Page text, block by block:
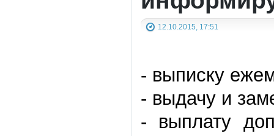
12.10.2015, 17:51
- выписку
- выдачу и
- выплату